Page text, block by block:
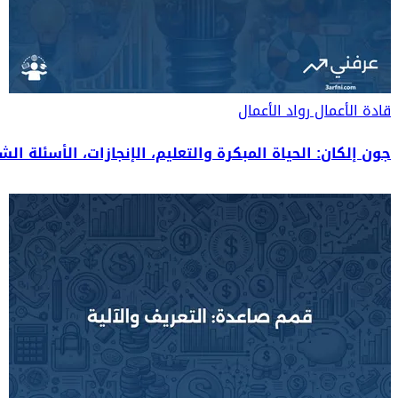
قادة الأعمالرواد الأعمال
جون إلكان: الحياة المبكرة والتعليم، الإنجازات، الأسئلة